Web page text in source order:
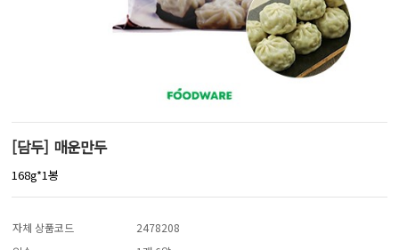
[담두] 매운만두
168g*1봉
자체 상품코드
2478208